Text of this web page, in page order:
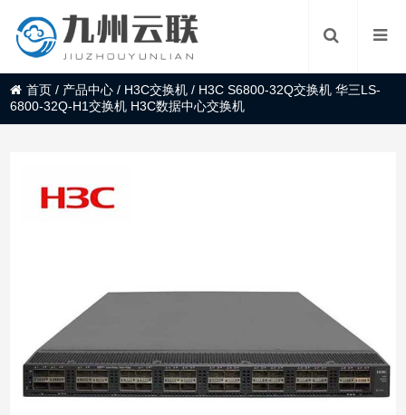
首页 / 产品中心 / H3C交换机 / H3C S6800-32Q交换机 华三LS-
6800-32Q-H1交换机 H3C数据中心交换机